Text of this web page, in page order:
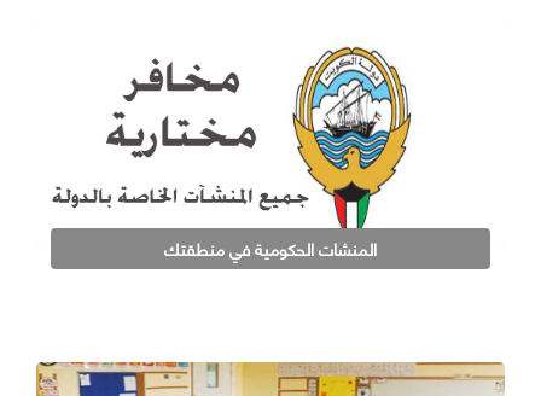
المنشات الحكومية في منطقتك